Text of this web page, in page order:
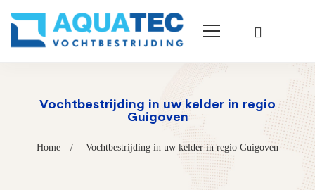
Vochtbestrijding in uw kelder in regio
Guigoven
Home Vochtbestrijding in uw kelder in regio Guigoven